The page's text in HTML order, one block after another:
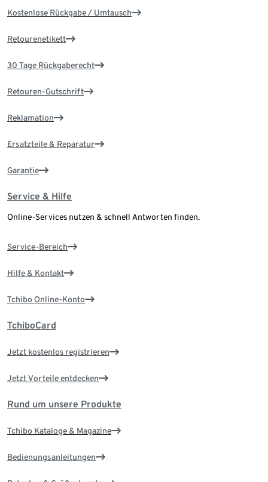
Kostenlose Rückgabe / Umtausch
Retourenetikett
30 Tage Rückgaberecht
Retouren-Gutschrift
Reklamation
Ersatzteile & Reparatur
Garantie
Service & Hilfe
Online-Services nutzen & schnell Antworten finden.
Service-Bereich
Hilfe & Kontakt
Tchibo Online-Konto
TchiboCard
Jetzt kostenlos registrieren
Jetzt Vorteile entdecken
Rund um unsere Produkte
Tchibo Kataloge & Magazine
Bedienungsanleitungen